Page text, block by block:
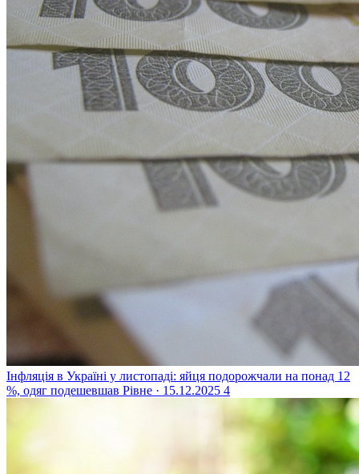
Інфляція в Україні у листопаді: яйця подорожчали на понад 12
%, одяг подешевшав Рівне · 15.12.2025 4